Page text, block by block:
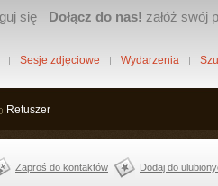
się Dołącz do nas! załóż swój
Sesje zdjęciowe Wydarzenia
Retuszer
Zaproś do kontaktów Dodaj do